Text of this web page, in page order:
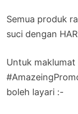
Semua produk
suci dengan
Untuk
boleh layari :-